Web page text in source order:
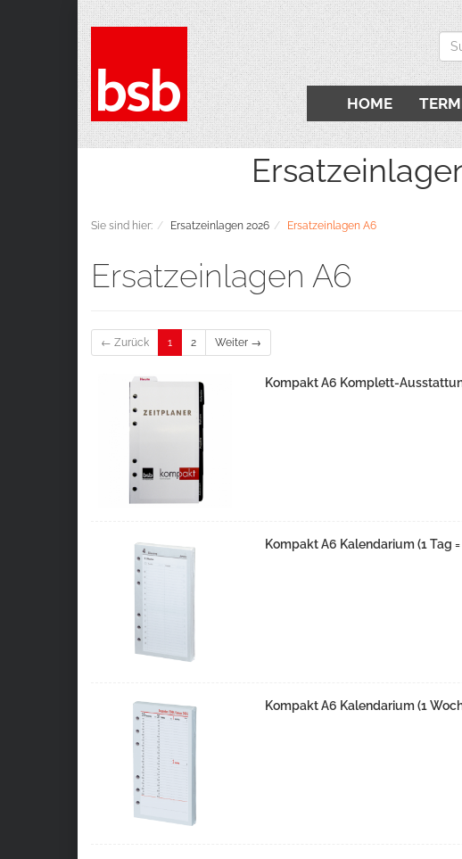
HOME
Ersatzeinlagen
Sie sind hier: Ersatzeinlagen 2026 Ersatzeinlagen A6
Ersatzeinlagen A6
← Zurück 1 2 Weiter →
Kompakt A6 Komplett-
Kompakt A6 Kalendarium (1 Tag =
Kompakt A6 Kalendarium (1